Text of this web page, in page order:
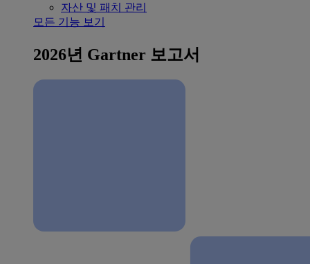
자산 및 패치 관리
모든 기능 보기
2026년 Gartner 보고서